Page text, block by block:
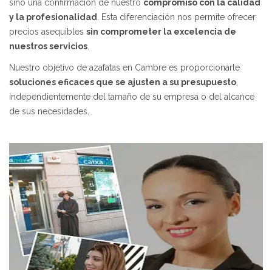
sino una confirmación de nuestro compromiso con la calidad
y la profesionalidad . Esta diferenciación nos permite ofrecer
precios asequibles sin comprometer la excelencia de
nuestros servicios
Nuestro objetivo de azafatas en Cambre es proporcionarle
soluciones eficaces que se ajusten a su presupuesto
independientemente del tamaño de su empresa o del alcance
de sus necesidades.